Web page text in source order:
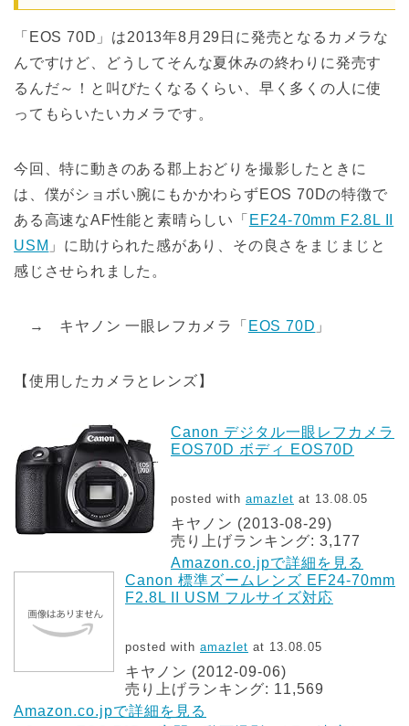
「EOS 70D」は2013年8月29日に発売となるカメラな
んですけど、どうしてそんな夏休みの終わりに発売す
るんだ～！と叫びたくなるくらい、早く多くの人に使
ってもらいたいカメラです。
今回、特に動きのある郡上おどりを撮影したときに
は、僕がショボい腕にもかかわらずEOS 70Dの特徴で
ある高速なAF性能と素晴らしい「 EF24-70mm F2.8L II
USM 」に助けられた感があり、その良さをまじまじと
感じさせられました。
→ キヤノン 一眼レフカメラ「 EOS 70D 」
【使用したカメラとレンズ】
Canon デジタル一眼レフカメラ
EOS70D ボディ EOS70D
posted with amazlet at 13.08.05
キヤノン (2013-08-29)
売り上げランキング: 3,177
Amazon.co.jpで詳細を見る
Canon 標準ズームレンズ EF24-70mm
F2.8L II USM フルサイズ対応
posted with amazlet at 13.08.05
キヤノン (2012-09-06)
売り上げランキング: 11,569
Amazon.co.jpで詳細を見る